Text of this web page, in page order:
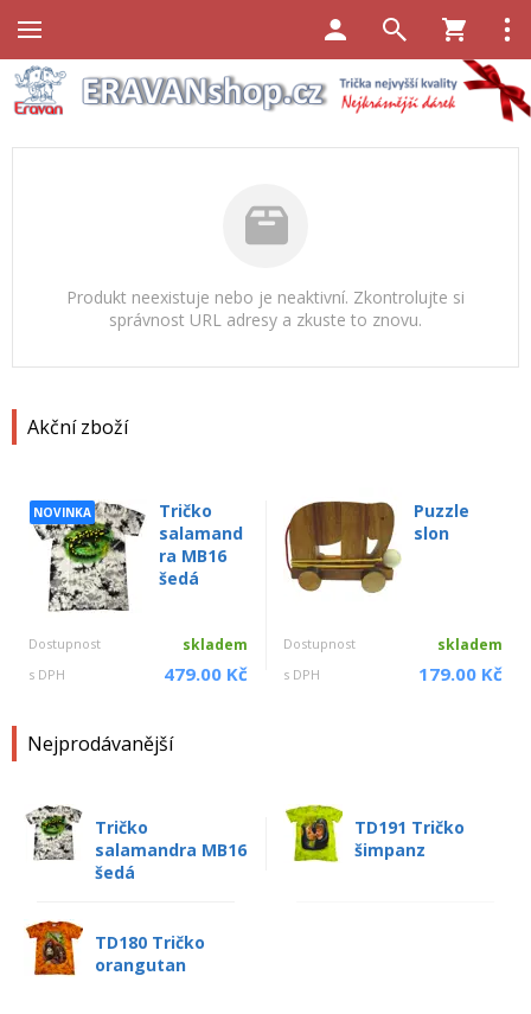
Akční zboží
NOVINKA
Tričko
salamand
ra MB16
šedá
Dostupnost skladem
s DPH 479.00 Kč
Puzzle
slon
Dostupnost skladem
s DPH 179.00 Kč
Nejprodávanější
Tričko
salamandra MB16
šedá
TD191 Tričko
šimpanz
TD180 Tričko
orangutan
Produkt neexistuje nebo je neaktivní. Zkontrolujte si
správnost URL adresy a zkuste to znovu.